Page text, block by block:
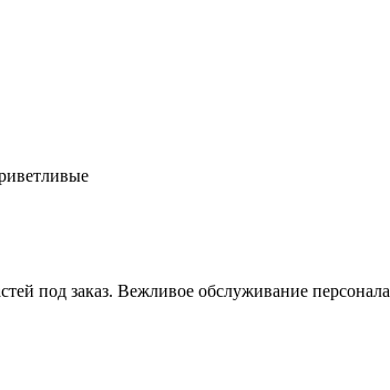
под заказ. Вежливое обслуживание персонала